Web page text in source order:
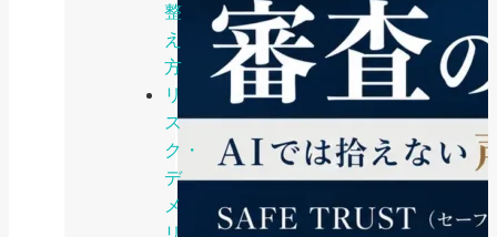
整
え
方
リ
ス
ク・
デ
メ
リ